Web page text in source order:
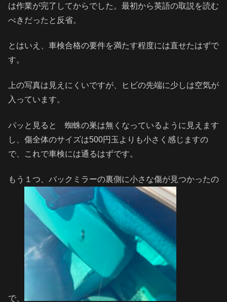
は作業が完了してからでした。最初から英語の取説を読む
べきだったと反省。
とはいえ、車検合格の要件を満たす程度には直せたはずで
す。
上の写真は見えにくいですが、ヒビの先端に少しは空気が
入っています。
パッと見ると 蜘蛛の巣は無くなっているように見えます
し、傷全体のサイズは500円玉よりも小さく感じますの
で、これで車検には通るはずです。
もう１つ、バックミラーの裏側に小さな傷が見つかったの
で、